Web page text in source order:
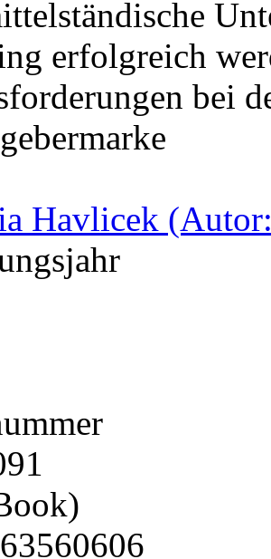
erfolgreich
bei
Havlicek